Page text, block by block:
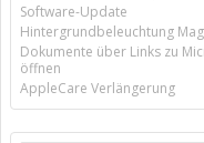
Software-Update
Hintergrundbeleuchtung
Dokumente über Links zu
öffnen
AppleCare Verlängerung